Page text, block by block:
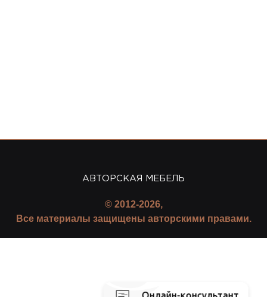
АВТОРСКАЯ МЕБЕЛЬ
© 2012-2026,
Все материалы защищены авторскими правами.